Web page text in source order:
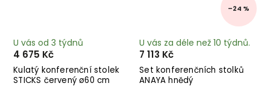
Kulatý konferenční stolek
STICKS červený ø60 cm
U vás od 3 týdnů
4 675 Kč
–24 %
Set konferenčních stolků
ANAYA hnědý
U vás za déle než 10 týdnů.
7 113 Kč